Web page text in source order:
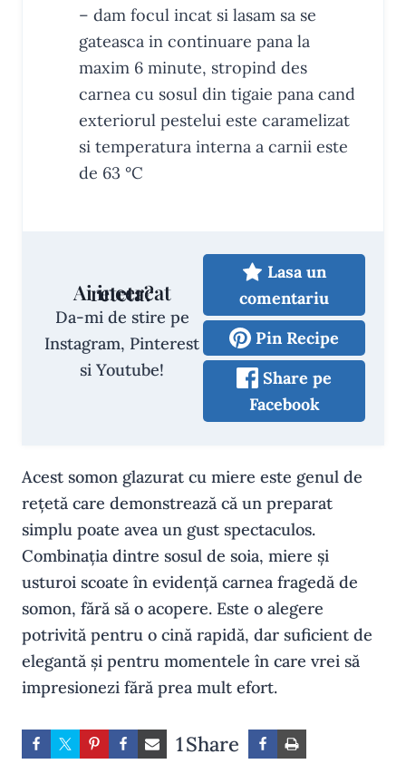
– dam focul incat si lasam sa se
gateasca in continuare pana la
maxim 6 minute, stropind des
carnea cu sosul din tigaie pana cand
exteriorul pestelui este caramelizat
si temperatura interna a carnii este
de 63 °C
Ai incercat reteta?
Da-mi de stire pe
Instagram, Pinterest
si Youtube!
Lasa un
comentariu
Pin Recipe
Share pe
Facebook
Acest somon glazurat cu miere este genul de
rețetă care demonstrează că un preparat
simplu poate avea un gust spectaculos.
Combinația dintre sosul de soia, miere și
usturoi scoate în evidență carnea fragedă de
somon, fără să o acopere. Este o alegere
potrivită pentru o cină rapidă, dar suficient de
elegantă și pentru momentele în care vrei să
impresionezi fără prea mult efort.
Share
1